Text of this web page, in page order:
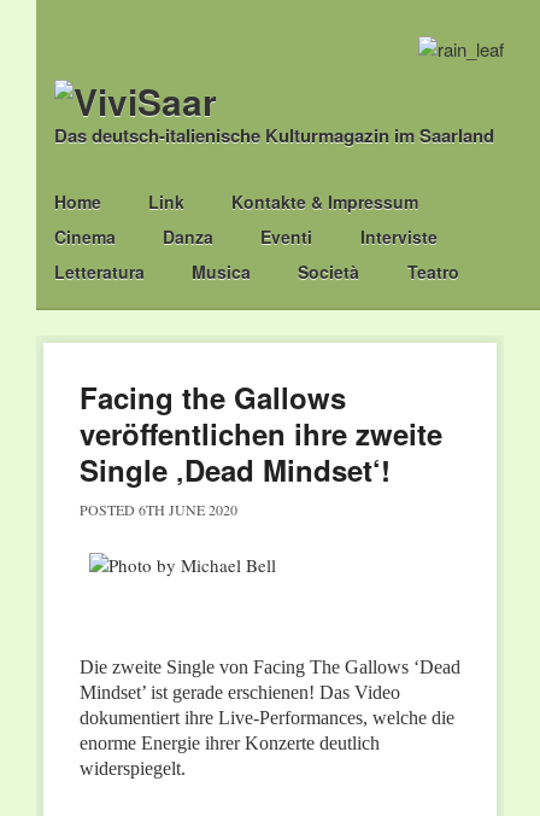
Das deutsch-italienische Kulturmagazin im Saarland
Main menu
Skip
to
content
Home Link
Kontakte & Impressum
Cinema
Danza Eventi
Interviste
Letteratura
Musica Società Teatro
Facing the Gallows
veröffentlichen ihre zweite
Single ‚Dead Mindset‘!
POSTED 6TH JUNE 2020
Die zweite Single von Facing The Gallows ‘Dead
Mindset’ ist gerade erschienen! Das Video
dokumentiert ihre Live-Performances, welche die
enorme Energie ihrer Konzerte deutlich
widerspiegelt.